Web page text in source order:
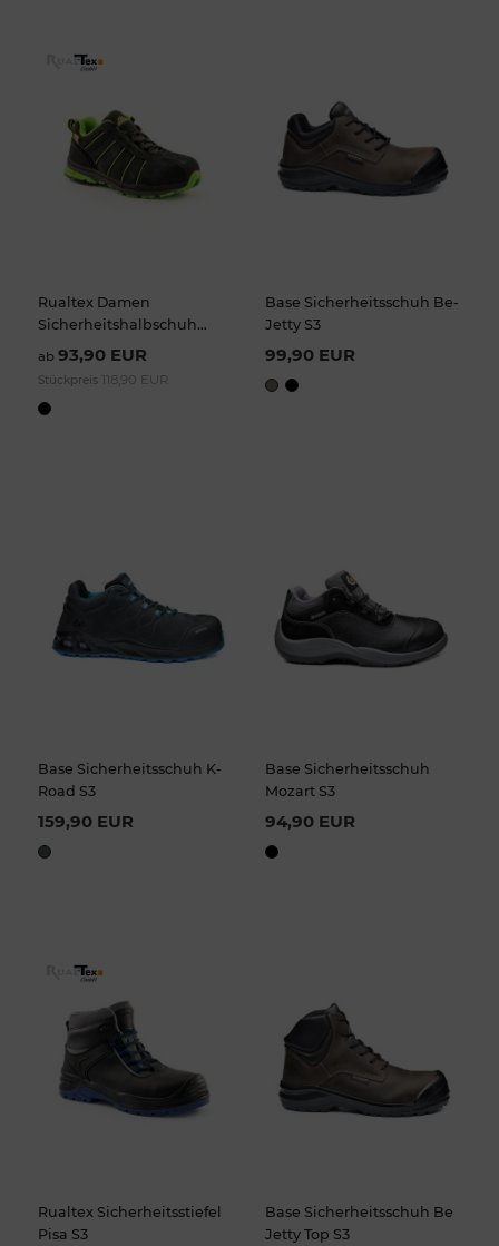
Rualtex Damen
Sicherheitshalbschuh
Marja S3
ab 93,90 EUR
Stückpreis 118,90 EUR
Base Sicherheitsschuh Be-
Jetty S3
99,90 EUR
Base Sicherheitsschuh K-
Road S3
159,90 EUR
Base Sicherheitsschuh
Mozart S3
94,90 EUR
Rualtex Sicherheitsstiefel
Pisa S3
Base Sicherheitsschuh Be
Jetty Top S3